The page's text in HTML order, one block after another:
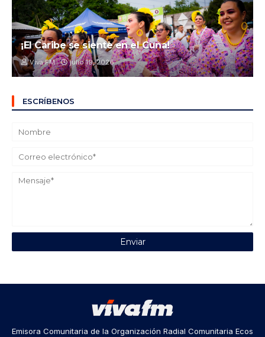
¡El Caribe se siente en el Cuna!
Viva FM julio 19, 2026
ESCRÍBENOS
Emisora Comunitaria de la Organización Radial Comunitaria Ecos